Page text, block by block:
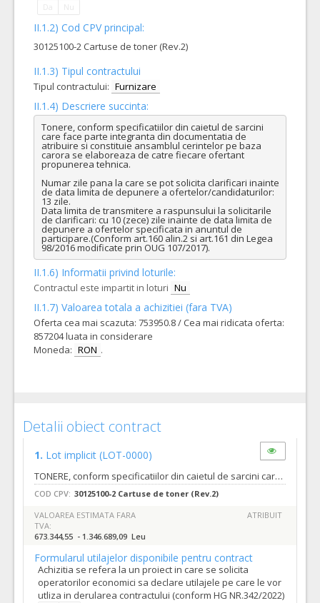
II.1.2) Cod CPV principal:
30125100-2 Cartuse de toner (Rev.2)
II.1.3) Tipul contractului
Tipul contractului: Furnizare
II.1.4) Descriere succinta:
Tonere, conform specificatiilor din caietul de sarcini
care face parte integranta din documentatia de
atribuire si constituie ansamblul cerintelor pe baza
carora se elaboreaza de catre fiecare ofertant
propunerea tehnica.
Numar zile pana la care se pot solicita clarificari inainte
de data limita de depunere a ofertelor/candidaturilor:
13 zile.
Data limita de transmitere a raspunsului la solicitarile
de clarificari: cu 10 (zece) zile inainte de data limita de
depunere a ofertelor specificata in anuntul de
participare.(Conform art.160 alin.2 si art.161 din Legea
98/2016 modificate prin OUG 107/2017).
II.1.6) Informatii privind loturile:
Contractul este impartit in loturi Nu
II.1.7) Valoarea totala a achizitiei (fara TVA)
Oferta cea mai scazuta: 753950.8 / Cea mai ridicata oferta:
857204 luata in considerare
Moneda: RON .
Detalii obiect contract
1. Lot implicit (LOT-0000)
TONERE, conform specificatiilor din caietul de sarcini care face parte integranta din documentatia de atribuire si constituie ansamblul cerintelor pe baza carora se elaboreaza de catre fiecare ofertant propunerea tehnica respectiv propunerea financiara.
COD CPV: 30125100-2 Cartuse de toner (Rev.2)
VALOAREA ESTIMATA FARA
TVA:
673.344,55 - 1.346.689,09 Leu
ATRIBUIT
Formularul utilajelor disponibile pentru contract
Achizitia se refera la un proiect in care se solicita
operatorilor economici sa declare utilajele pe care le vor
utliza in derularea contractului (conform HG NR.342/2022)